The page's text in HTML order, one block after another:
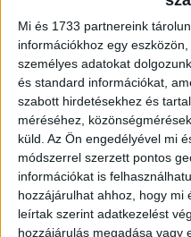
Mi és 1733 partnereink
információkhoz egy
személyes adatokat
és standard információkat,
szabott hirdetésekhez és
méréséhez,
küld. Az Ön engedélyével mi
módszerrel szerzett pontos
információkat is
hozzájárulhat ahhoz, hogy mi
leírtak szerint adatkezelést
hozzájárulás megadása vagy
Az ünnepi válogatásban
rókatündér című
Budapest Noir című thriller.
közönségkedvenc
semmi pánik című
napfény íze, Szabó István
koprodukcióban készült
kedvelői számára
és a magyar Pannónia
készült sci-fi klasszikus,